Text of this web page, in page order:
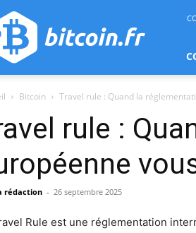
Bitcoin Travel rule : Quand la
rule :
rédaction - 26 septembre 2025
Rule est une réglementation